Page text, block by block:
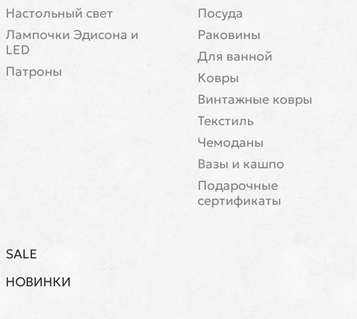
Настольный свет
Лампочки Эдисона и
LED
Патроны
Посуда
Раковины
Для ванной
Ковры
Винтажные ковры
Текстиль
Чемоданы
Вазы и кашпо
Подарочные
сертификаты
SALE
НОВИНКИ